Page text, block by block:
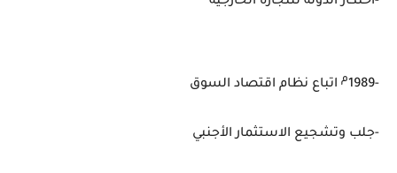
-1989 م اتباع نظام اقتصاد السوق
-جلب وتشجيع الاستثمار الأجنبي